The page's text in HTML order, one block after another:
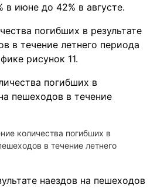
в июне до 42% в августе.
погибших в результате
в течение летнего периода
рисунок 11.
количества погибших в
в течение летнего
наездов на пешеходов